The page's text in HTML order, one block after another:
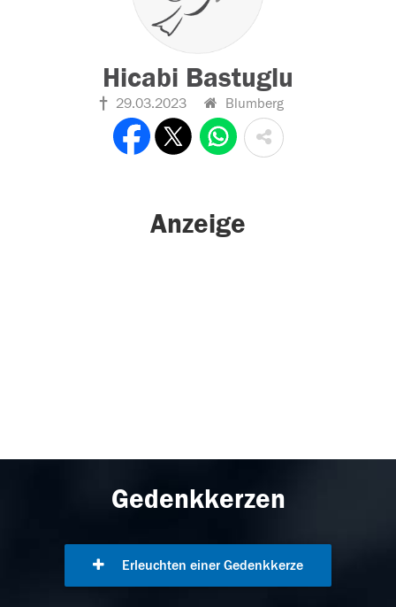
Hicabi Bastuglu
29.03.2023 Blumberg
Anzeige
Gedenkkerzen
Erleuchten einer Gedenkkerze